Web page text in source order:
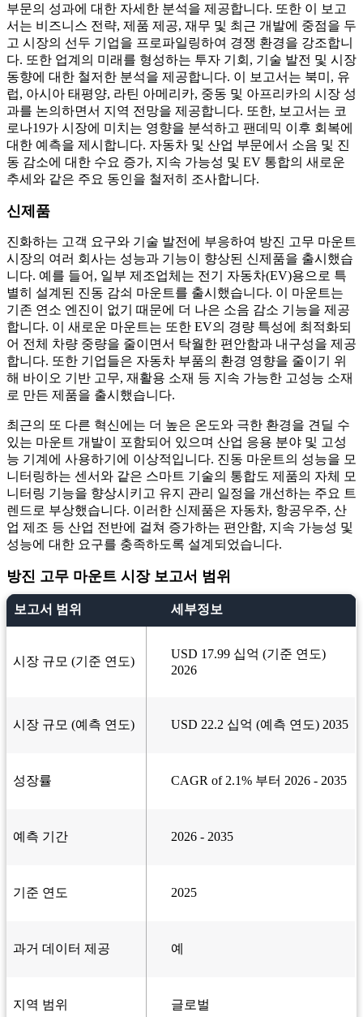
부문의 성과에 대한 자세한 분석을 제공합니다. 또한 이 보고
서는 비즈니스 전략, 제품 제공, 재무 및 최근 개발에 중점을 두
고 시장의 선두 기업을 프로파일링하여 경쟁 환경을 강조합니
다. 또한 업계의 미래를 형성하는 투자 기회, 기술 발전 및 시장
동향에 대한 철저한 분석을 제공합니다. 이 보고서는 북미, 유
럽, 아시아 태평양, 라틴 아메리카, 중동 및 아프리카의 시장 성
과를 논의하면서 지역 전망을 제공합니다. 또한, 보고서는 코
로나19가 시장에 미치는 영향을 분석하고 팬데믹 이후 회복에
대한 예측을 제시합니다. 자동차 및 산업 부문에서 소음 및 진
동 감소에 대한 수요 증가, 지속 가능성 및 EV 통합의 새로운
추세와 같은 주요 동인을 철저히 조사합니다.
신제품
진화하는 고객 요구와 기술 발전에 부응하여 방진 고무 마운트
시장의 여러 회사는 성능과 기능이 향상된 신제품을 출시했습
니다. 예를 들어, 일부 제조업체는 전기 자동차(EV)용으로 특
별히 설계된 진동 감쇠 마운트를 출시했습니다. 이 마운트는
기존 연소 엔진이 없기 때문에 더 나은 소음 감소 기능을 제공
합니다. 이 새로운 마운트는 또한 EV의 경량 특성에 최적화되
어 전체 차량 중량을 줄이면서 탁월한 편안함과 내구성을 제공
합니다. 또한 기업들은 자동차 부품의 환경 영향을 줄이기 위
해 바이오 기반 고무, 재활용 소재 등 지속 가능한 고성능 소재
로 만든 제품을 출시했습니다.
최근의 또 다른 혁신에는 더 높은 온도와 극한 환경을 견딜 수
있는 마운트 개발이 포함되어 있으며 산업 응용 분야 및 고성
능 기계에 사용하기에 이상적입니다. 진동 마운트의 성능을 모
니터링하는 센서와 같은 스마트 기술의 통합도 제품의 자체 모
니터링 기능을 향상시키고 유지 관리 일정을 개선하는 주요 트
렌드로 부상했습니다. 이러한 신제품은 자동차, 항공우주, 산
업 제조 등 산업 전반에 걸쳐 증가하는 편안함, 지속 가능성 및
성능에 대한 요구를 충족하도록 설계되었습니다.
방진 고무 마운트 시장 보고서 범위
보고서 범위 세부정보
시장 규모 (기준 연도)
USD 17.99 십억 (기준 연도)
2026
시장 규모 (예측 연도) USD 22.2 십억 (예측 연도) 2035
성장률 CAGR of 2.1% 부터 2026 - 2035
예측 기간 2026 - 2035
기준 연도 2025
과거 데이터 제공 예
지역 범위 글로벌